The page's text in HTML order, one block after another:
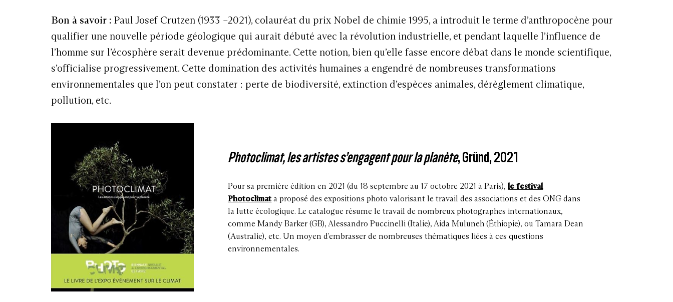
Photoclimat, les artistes s’engagent pour la planète
, Gründ, 2021
Pour une poignée de degrés, Light motiv, 2017
James Balog,Survivors : a new vision of endangered wildlife , Abrams,
1990
Stéphane Gladieu, Wilfried N’Sondé,
Homo Detritus , Actes Sud, 2022
Témoigner des catastrophes écologiques
Eugene and Aileen Smith,Minimata
Alex MacLean,
Anastasia Samoylova,
, Steidl, 2019
La naturedes origines
Andrea Mantovani, S’enforester, Éditions d’une rive l’autre, 2022
Letizia Le Fur,
Mythologies III, Rue du bouquet, 2022
Aurore Bagarry,
, Éditions GwinZegal, 2020
Claudia Jagaribe,No jardin de lina, Ipsis éditions, 2018
Ester Vonplon,Lowlands, Iikki, 2017
Julien Coquentin,Oreille coupée
Mario del Curto, Humanité végétale
, Actes Sud, 2019
Patrice Dion,Pan , Éditions Light Motiv, 2022
Sébastien Siraudeau,Aller à l’arbre, MEM Éditions, 2021
Pour approfondir la réflexion
Bon à savoir : Paul Josef Crutzen (1933 –2021), colauréat du prix Nobel de chimie 1995, a introduit le terme d’anthropocène pour
qualifier une nouvelle période géologique qui aurait débuté avec la révolution industrielle, et pendant laquelle l’influence de
l’homme sur l’écosphère serait devenue prédominante. Cette notion, bien qu’elle fasse encore débat dans le monde scientifique,
s’officialise progressivement. Cette domination des activités humaines a engendré de nombreuses transformations
environnementales que l’on peut constater : perte de biodiversité, extinction d’espèces animales, dérèglement climatique,
pollution, etc.
Photoclimat, les artistes s’engagent pour la planète, Gründ, 2021
Pour sa première édition en 2021 (du 18 septembre au 17 octobre 2021 à Paris),le festival
Photoclimat a proposé des expositions photo valorisant le travail des associations et des ONG dans
la lutte écologique. Le catalogue résume le travail de nombreux photographes internationaux,
comme Mandy Barker (GB), Alessandro Puccinelli (Italie), Aida Muluneh (Éthiopie), ou Tamara Dean
(Australie), etc. Un moyen d’embrasser de nombreuses thématiques liées à ces questions
environnementales.